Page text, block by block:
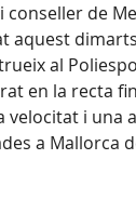
conseller de
aquest
al
en la recta
velocitat i una
a Mallorca